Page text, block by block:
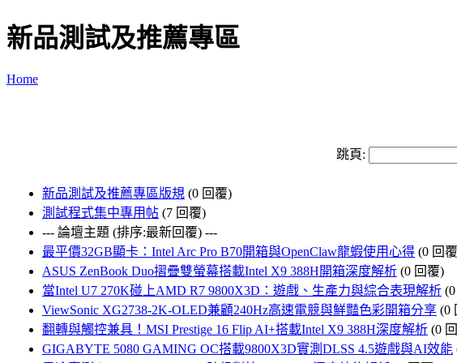
新品測試及推薦專區
Home
跳頁:
新品測試及推薦專區版規 (0 回覆)
測試程式集中專用帖 (7 回覆)
--- 論壇主題 (排序:最新回覆) ---
最平價32GB顯卡：Intel Arc Pro B70開箱與OpenClaw龍蝦使用心得 (0 回
ASUS ZenBook Duo摺疊雙螢幕搭載Intel X9 388H開箱深度解析 (0 回覆)
當Intel U7 270K碰上AMD R7 9800X3D：遊戲、生產力與綜合表現解析
ViewSonic XG2738-2K-OLED兼顧240Hz高速電競與鮮豔色彩開箱分享 (0
翻轉與觸控兼具！MSI Prestige 16 Flip AI+搭載Intel X9 388H深度解析 (0
GIGABYTE 5080 GAMING OC搭載9800X3D實測DLSS 4.5遊戲與AI效能